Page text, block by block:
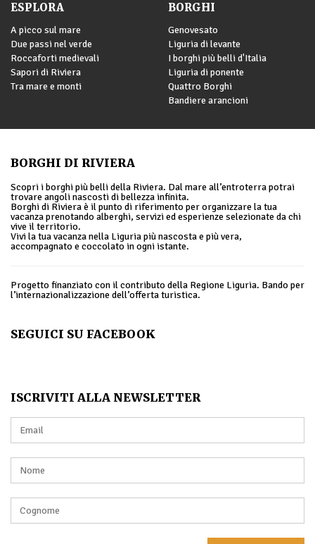
ESPLORA
A picco sul mare
Due passi nel verde
Roccaforti medievali
Sapori di Riviera
Tra mare e monti
BORGHI
Genovesato
Liguria di levante
I borghi più belli d'Italia
Liguria di ponente
Quattro Borghi
Bandiere arancioni
BORGHI DI RIVIERA
Scopri i borghi più belli della Riviera. Dal mare all’entroterra potrai
trovare angoli nascosti di bellezza infinita.
Borghi di Riviera è il punto di riferimento per organizzare la tua
vacanza prenotando alberghi, servizi ed esperienze selezionate da chi
vive il territorio.
Vivi la tua vacanza nella Liguria più nascosta e più vera,
accompagnato e coccolato in ogni istante.
Progetto finanziato con il contributo della Regione Liguria. Bando per
l’internazionalizzazione dell’offerta turistica.
SEGUICI SU FACEBOOK
ISCRIVITI ALLA NEWSLETTER